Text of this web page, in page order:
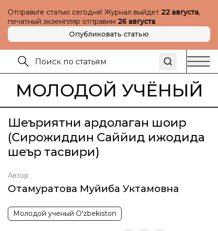
Отправьте статью сегодня! Журнал выйдет 22 августа,
печатный экземпляр отправим 26 августа
Опубликовать статью
МОЛОДОЙ УЧЁНЫЙ
Шеъриятни ардоқлаган шоир
(Сирожиддин Саййид ижодида
шеър тасвири)
Автор
Отамуратова Муйиба Уктамовна
Молодой ученый O'zbekiston